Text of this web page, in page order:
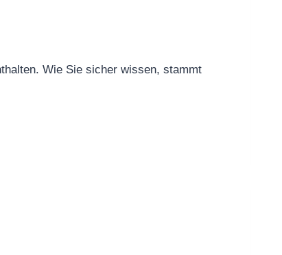
Wie Sie sicher wissen, stammt